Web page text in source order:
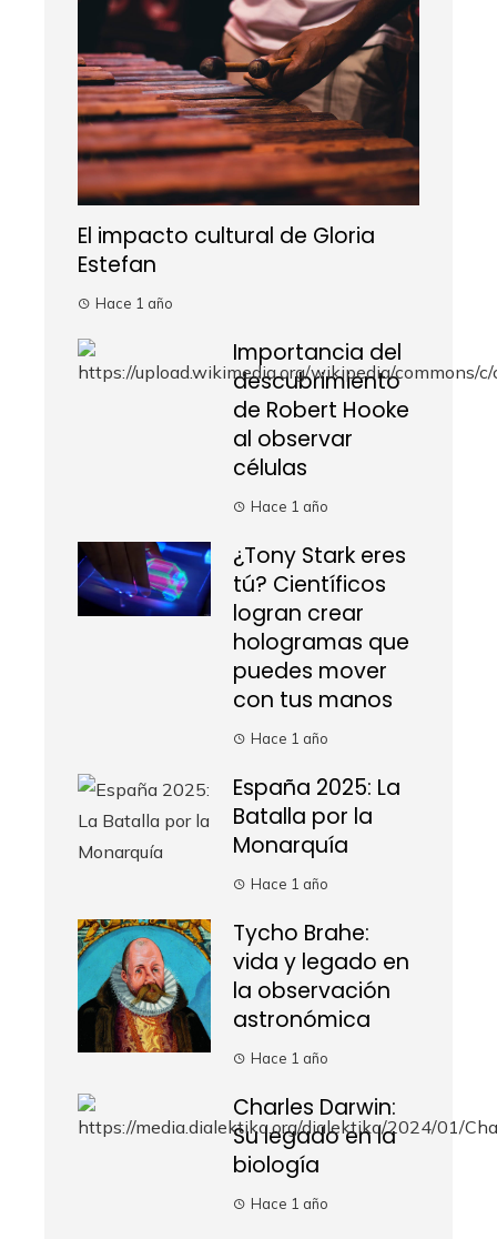
El impacto cultural de Gloria
Estefan
Hace 1 año
Importancia del
descubrimiento
de Robert Hooke
al observar
células
Hace 1 año
¿Tony Stark eres
tú? Científicos
logran crear
hologramas que
puedes mover
con tus manos
Hace 1 año
España 2025: La
Batalla por la
Monarquía
Hace 1 año
Tycho Brahe:
vida y legado en
la observación
astronómica
Hace 1 año
Charles Darwin:
Su legado en la
biología
Hace 1 año